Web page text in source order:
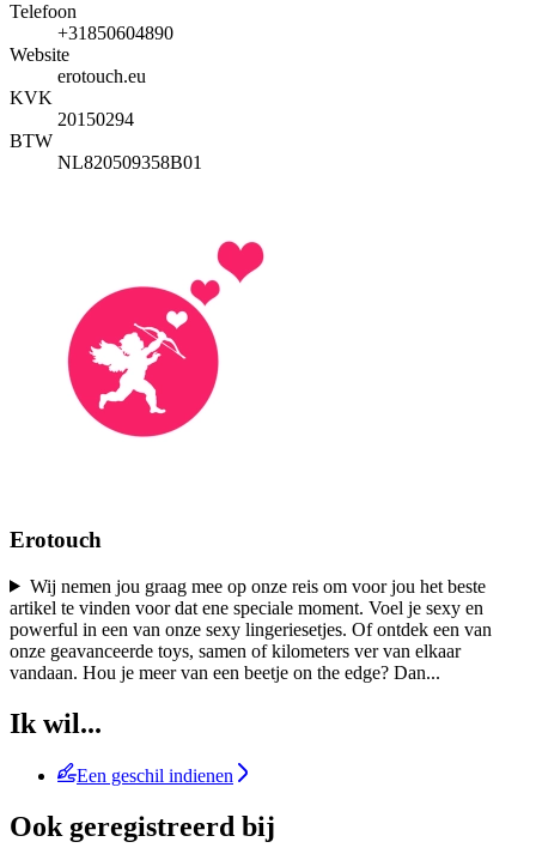
Telefoon
+31850604890
Website
erotouch.eu
KVK
20150294
BTW
NL820509358B01
Erotouch
Wij nemen jou graag mee op onze reis om voor jou het beste
artikel te vinden voor dat ene speciale moment. Voel je sexy en
powerful in een van onze sexy lingeriesetjes. Of ontdek een van
onze geavanceerde toys, samen of kilometers ver van elkaar
vandaan. Hou je meer van een beetje on the edge? Dan...
Ik wil...
Een geschil indienen
Ook geregistreerd bij